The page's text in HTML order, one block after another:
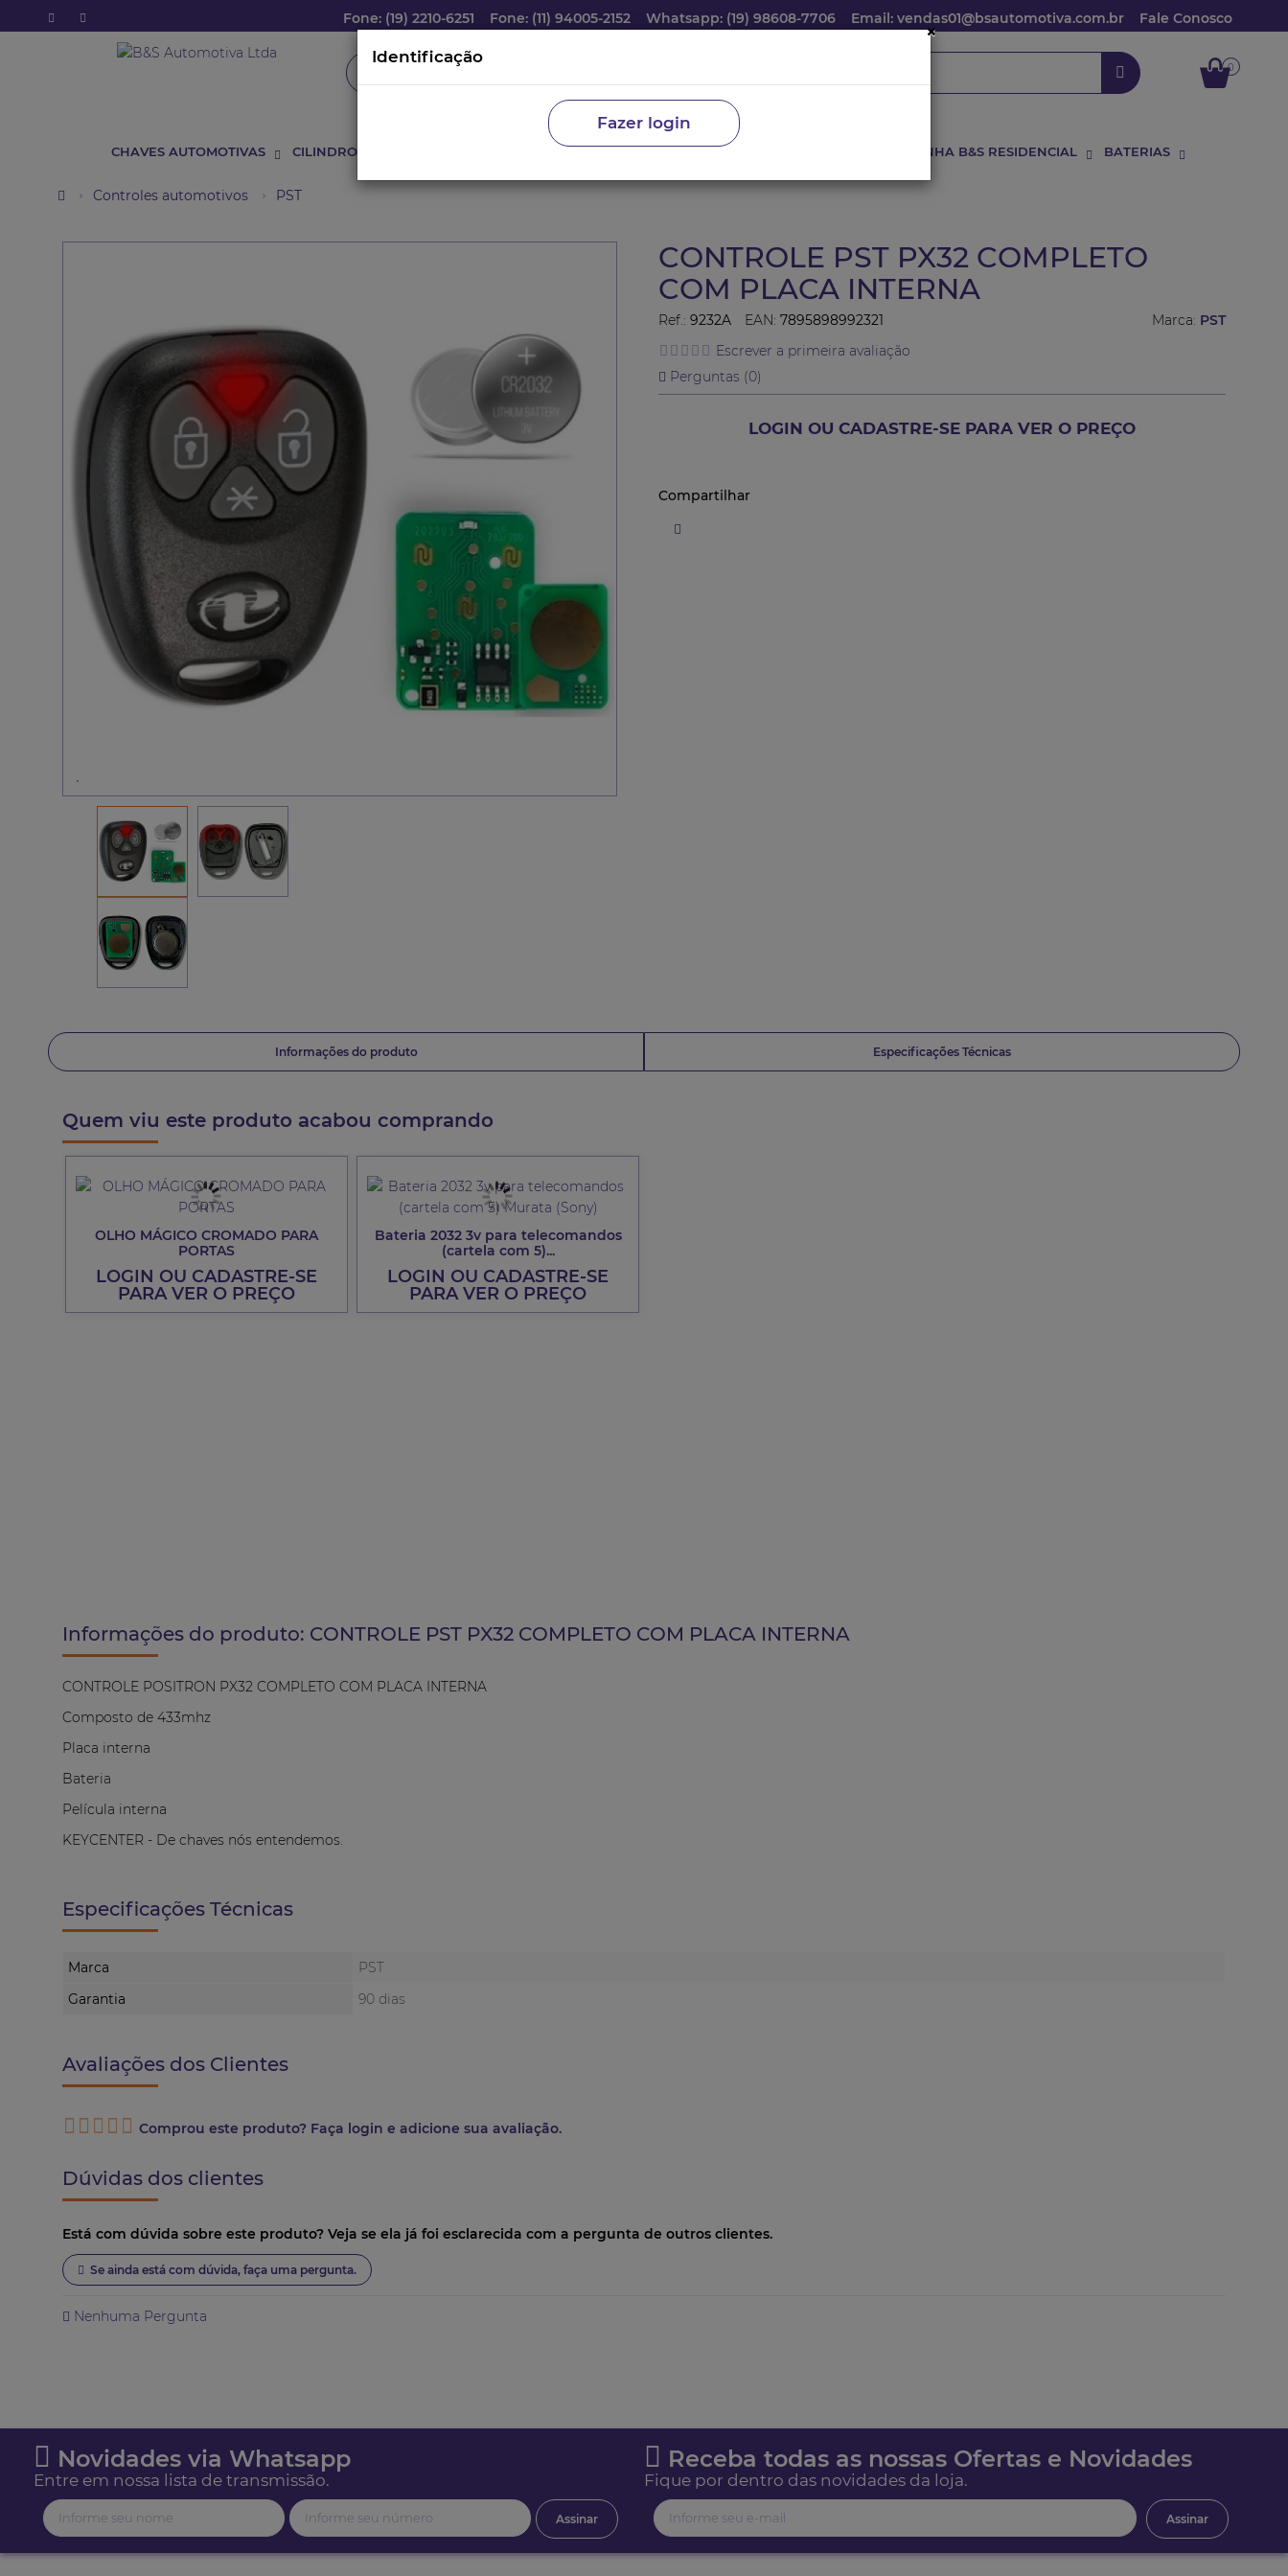
Fone: (19) 2210-6251 Fone: (11) 94005-2152 Whatsapp: (19) 98608-7706 Email: vendas01@bsautomotiva.com.br Fale Conosco
0
CHAVES AUTOMOTIVAS CILINDROS CONTROLES AUTOMOTIVOS EXCÊNTRICOS E REPAROS LINHA B&S RESIDENCIAL BATERIAS
Controles automotivos PST
CONTROLE PST PX32 COMPLETO
COM PLACA INTERNA
Ref.: 9232A EAN: 7895898992321 Marca: PST
Escrever a primeira avaliação
Perguntas (0)
LOGIN OU CADASTRE-SE PARA VER O PREÇO
Compartilhar
Informações do produto Especificações Técnicas
Quem viu este produto acabou comprando
OLHO MÁGICO CROMADO PARA
PORTAS
LOGIN OU CADASTRE-SE
PARA VER O PREÇO
Bateria 2032 3v para telecomandos
(cartela com 5)...
LOGIN OU CADASTRE-SE
PARA VER O PREÇO
Informações do produto: CONTROLE PST PX32 COMPLETO COM PLACA INTERNA
CONTROLE POSITRON PX32 COMPLETO COM PLACA INTERNA
Composto de 433mhz
Placa interna
Bateria
Película interna
KEYCENTER - De chaves nós entendemos.
Especificações Técnicas
Marca
PST
Garantia
90 dias
Avaliações dos Clientes
Comprou este produto? Faça login e adicione sua avaliação.
Dúvidas dos clientes
Está com dúvida sobre este produto? Veja se ela já foi esclarecida com a pergunta de outros clientes.
Se ainda está com dúvida, faça uma pergunta.
Nenhuma Pergunta
Novidades via Whatsapp
Entre em nossa lista de transmissão.
Assinar
Receba todas as nossas Ofertas e Novidades
Fique por dentro das novidades da loja.
Assinar
×
Identificação
Fazer login